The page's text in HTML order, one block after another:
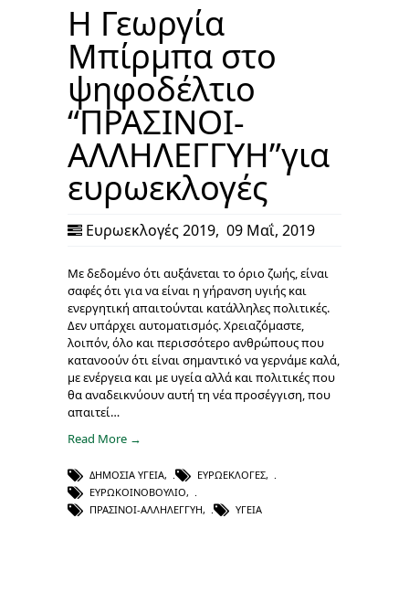
Η Γεωργία
Μπίρμπα στο
ψηφοδέλτιο
“ΠΡΑΣΙΝΟΙ-
ΑΛΛΗΛΕΓΓΥΗ”για
ευρωεκλογές
Ευρωεκλογές 2019, 09 Μαΐ, 2019
Με δεδομένο ότι αυξάνεται το όριο ζωής, είναι
σαφές ότι για να είναι η γήρανση υγιής και
ενεργητική απαιτούνται κατάλληλες πολιτικές.
Δεν υπάρχει αυτοματισμός. Χρειαζόμαστε,
λοιπόν, όλο και περισσότερο ανθρώπους που
κατανοούν ότι είναι σημαντικό να γερνάμε καλά,
με ενέργεια και με υγεία αλλά και πολιτικές που
θα αναδεικνύουν αυτή τη νέα προσέγγιση, που
απαιτεί…
Read More →
ΔΗΜΌΣΙΑ ΥΓΕΊΑ, ΕΥΡΩΕΚΛΟΓΈΣ,
ΕΥΡΩΚΟΙΝΟΒΟΎΛΙΟ,
ΠΡΑΣΙΝΟΙ-ΑΛΛΗΛΕΓΓΥΗ, ΥΓΕΊΑ